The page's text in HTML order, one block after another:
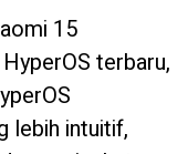
15
terbaru,
lebih intuitif,